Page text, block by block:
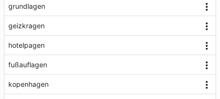
grundlagen
geizkragen
hotelpagen
fußauflagen
kopenhagen